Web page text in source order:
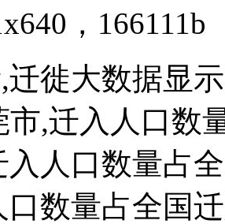
，166111b
迁徙大数据显
,迁入人口数
人口数量占
数量占全国